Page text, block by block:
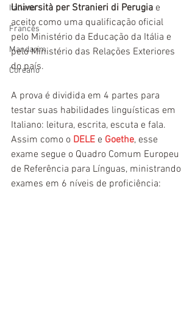
Italiano
Francês
Mandarim
Coreano
Università per Stranieri di Perugia e
aceito como uma qualificação oficial
pelo Ministério da Educação da Itália e
pelo Ministério das Relações Exteriores
do país.
A prova é dividida em 4 partes para
testar suas habilidades linguísticas em
Italiano: leitura, escrita, escuta e fala.
Assim como o DELE e Goethe, esse
exame segue o Quadro Comum Europeu
de Referência para Línguas, ministrando
exames em 6 níveis de proficiência: